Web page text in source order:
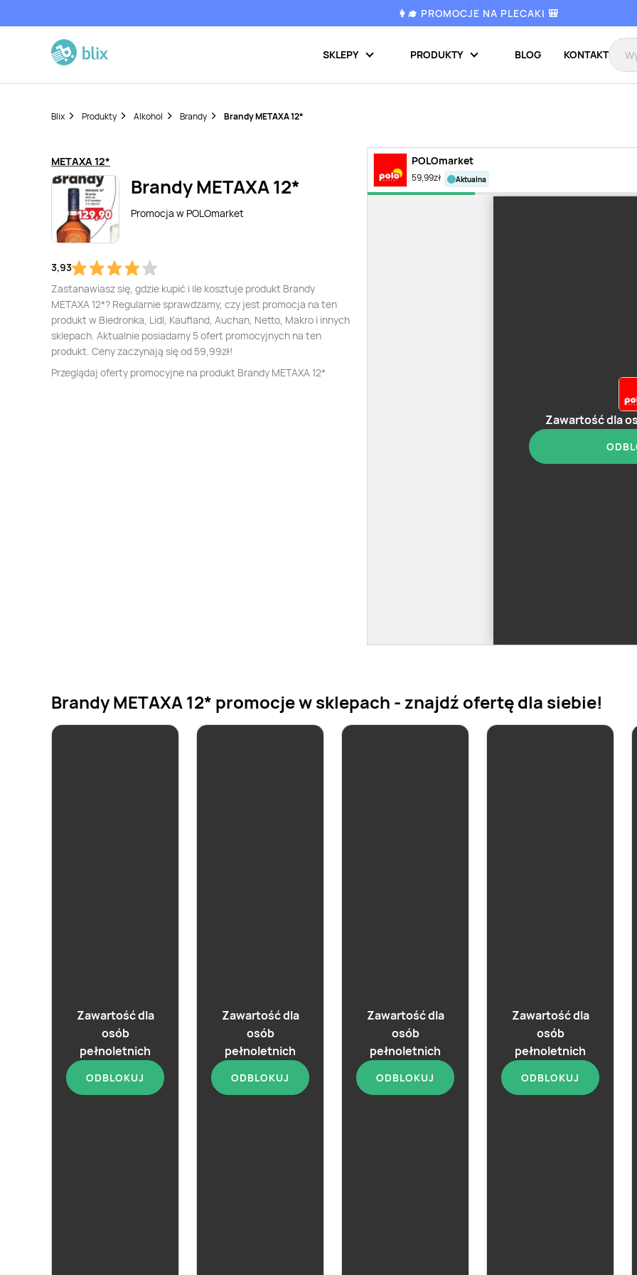
👩‍🎓 PROMOCJE NA PLECAKI 🎒
SKLEPY PRODUKTY BLOG KONTAKT
Blix Produkty Alkohol Brandy Brandy METAXA 12*
METAXA 12*
Brandy METAXA 12*
Promocja w POLOmarket
3,93
Zastanawiasz się, gdzie kupić i ile kosztuje produkt Brandy
METAXA 12*? Regularnie sprawdzamy, czy jest promocja na ten
produkt w Biedronka, Lidl, Kaufland, Auchan, Netto, Makro i innych
sklepach. Aktualnie posiadamy 5 ofert promocyjnych na ten
produkt. Ceny zaczynają się od 59,99zł!
Przeglądaj oferty promocyjne na produkt Brandy METAXA 12*
POLOmarket
59,99zł aktualna
Zawartość dla
Brandy METAXA 12* promocje w sklepach - znajdź ofertę dla siebie!
Zawartość dla
osób
pełnoletnich
ODBLOKUJ
Zawartość dla
osób
pełnoletnich
ODBLOKUJ
Zawartość dla
osób
pełnoletnich
ODBLOKUJ
aktualna
Brandy Metaxa 5*
Zawartość dla
osób
pełnoletnich
ODBLOKUJ